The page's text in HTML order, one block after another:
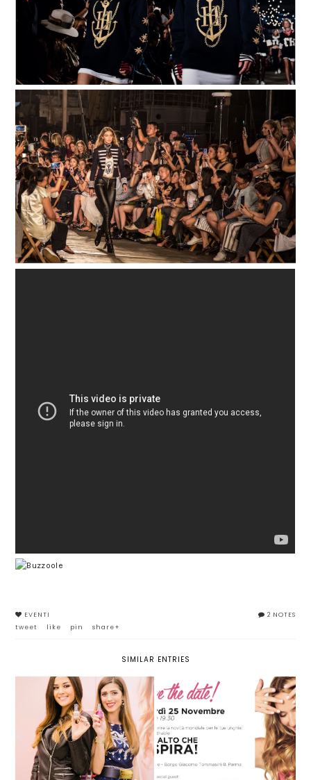
2 NOTES
EVENTI
tweet
like pin share+
SIMILAR ENTRIES
EVENTO ORLY BREATHABLE A
PARMA
VI ASPETTO A PARMA PER
SCOPRIRE INSIEME ORLY